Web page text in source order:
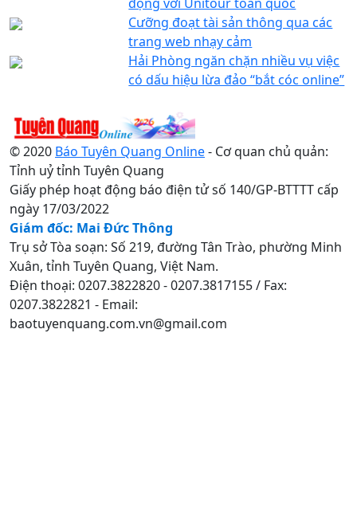
Cưỡng đoạt tài sản thông qua các
trang web nhạy cảm
Hải Phòng ngăn chặn nhiều vụ việc
có dấu hiệu lừa đảo “bắt cóc online”
© 2020 Báo Tuyên Quang Online- Cơ quan chủ quản:
Tỉnh uỷ tỉnh Tuyên Quang
Giấy phép hoạt động báo điện tử số 140/GP-BTTTT cấp
ngày 17/03/2022
Giám đốc: Mai Đức Thông
Trụ sở Tòa soạn: Số 219, đường Tân Trào, phường Minh
Xuân, tỉnh Tuyên Quang, Việt Nam.
Điện thoại: 0207.3822820 - 0207.3817155 / Fax:
0207.3822821 - Email:
baotuyenquang.com.vn@gmail.com